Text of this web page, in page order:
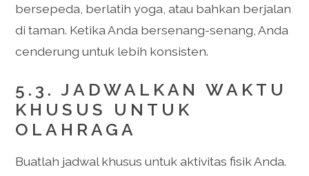
bersepeda, berlatih yoga, atau bahkan berjalan
di taman. Ketika Anda bersenang-senang, Anda
cenderung untuk lebih konsisten.
5.3. JADWALKAN WAKTU
KHUSUS UNTUK
OLAHRAGA
Buatlah jadwal khusus untuk aktivitas fisik Anda.